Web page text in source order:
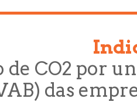
de CO2 por
das